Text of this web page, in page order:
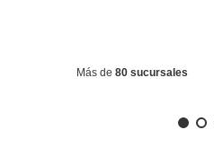
Más de 80 sucursales